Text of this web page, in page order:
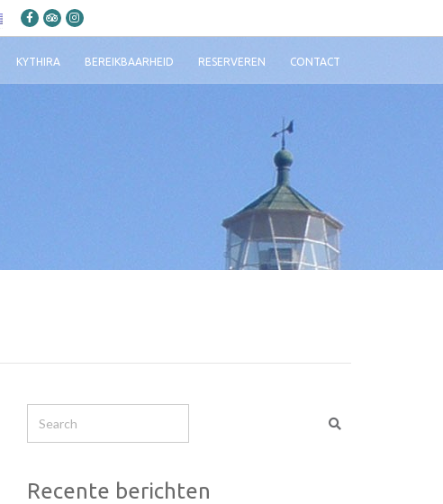
KYTHIRA BEREIKBAARHEID RESERVEREN CONTACT
Recente berichten